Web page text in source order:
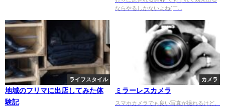
ならやるしかないよね(￣...
ライフスタイル
地域のフリマに出店してみた体
験記
カメラ
ミラーレスカメラ
スマホカメラでも良い写真が撮れるけど、